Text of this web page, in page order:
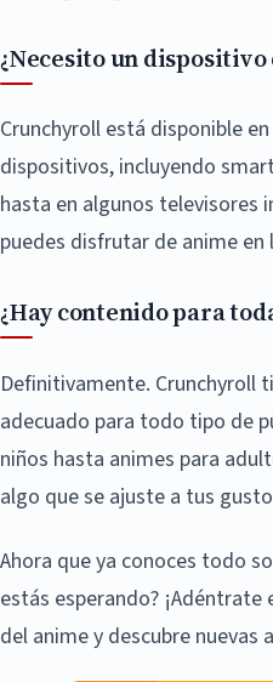
¿Necesito un dispositivo
Crunchyroll está disponible
dispositivos, incluyendo
hasta en algunos televisores
puedes disfrutar de anime
¿Hay contenido para
Definitivamente. Crunchyroll
adecuado para todo tipo de
niños hasta animes para
algo que se ajuste a tus
Ahora que ya conoces todo
estás esperando?
del anime y descubre nuevas